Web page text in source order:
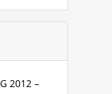
2012 –